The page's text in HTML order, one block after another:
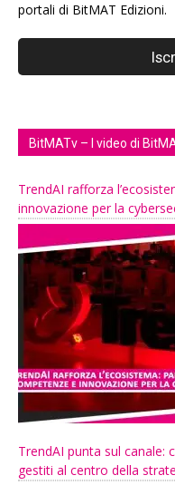
portali di BitMAT Edizioni.
BitMATv – I video di
TrendAI rafforza
innovazione per la
TrendAI punta sul canale:
gestiti al centro della